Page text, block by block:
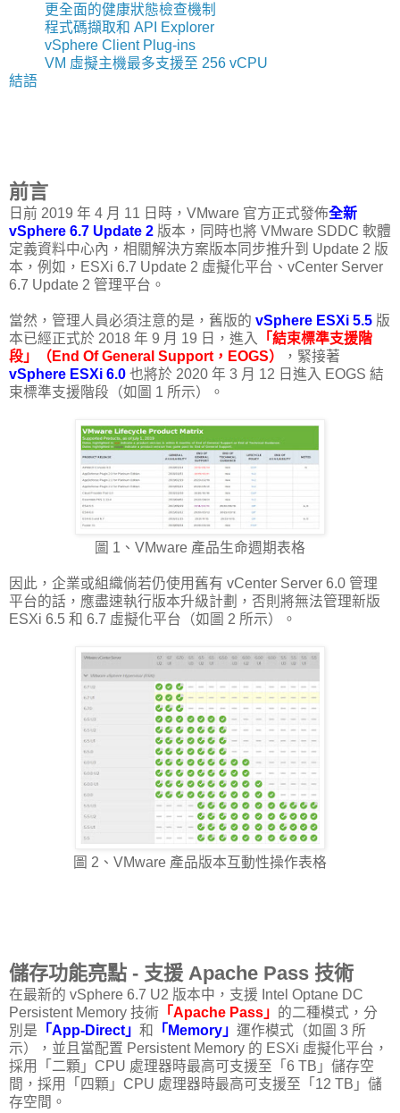
更全面的健康狀態檢查機制
程式碼擷取和 API Explorer
vSphere Client Plug-ins
VM 虛擬主機最多支援至 256 vCPU
結語
前言
日前 2019 年 4 月 11 日時，VMware 官方正式發佈全新
vSphere 6.7 Update 2 版本，同時也將 VMware SDDC 軟體
定義資料中心內，相關解決方案版本同步推升到 Update 2 版
本，例如，ESXi 6.7 Update 2 虛擬化平台、vCenter Server
6.7 Update 2 管理平台。
當然，管理人員必須注意的是，舊版的 vSphere ESXi 5.5 版
本已經正式於 2018 年 9 月 19 日，進入
「結束標準支援階
段」（End Of General Support，EOGS）
，緊接著
vSphere ESXi 6.0 也將於 2020 年 3 月 12 日進入 EOGS 結
束標準支援階段（如圖 1 所示）。
圖 1、VMware 產品生命週期表格
因此，企業或組織倘若仍使用舊有 vCenter Server 6.0 管理
平台的話，應盡速執行版本升級計劃，否則將無法管理新版
ESXi 6.5 和 6.7 虛擬化平台（如圖 2 所示）。
圖 2、VMware 產品版本互動性操作表格
儲存功能亮點 - 支援 Apache Pass 技術
在最新的 vSphere 6.7 U2 版本中，支援 Intel Optane DC
Persistent Memory 技術 「Apache Pass」 的二種模式，分
別是 「App-Direct」 和 「Memory」 運作模式（如圖 3 所
示），並且當配置 Persistent Memory 的 ESXi 虛擬化平台，
採用「二顆」CPU 處理器時最高可支援至「6 TB」儲存空
間，採用「四顆」CPU 處理器時最高可支援至「12 TB」儲
存空間。